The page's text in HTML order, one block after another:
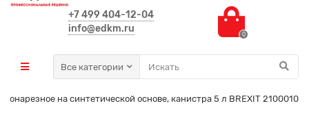
+7 499 404-12-04
info@edkm.ru
0
Все категории
на синтетической основе, канистра 5 л BREXIT 2100010